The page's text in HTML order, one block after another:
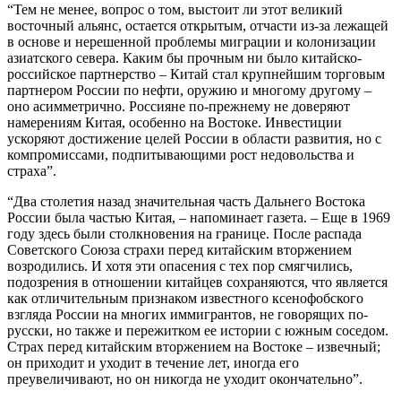
“Тем не менее, вопрос о том, выстоит ли этот великий
восточный альянс, остается открытым, отчасти из-за лежащей
в основе и нерешенной проблемы миграции и колонизации
азиатского севера. Каким бы прочным ни было китайско-
российское партнерство – Китай стал крупнейшим торговым
партнером России по нефти, оружию и многому другому –
оно асимметрично. Россияне по-прежнему не доверяют
намерениям Китая, особенно на Востоке. Инвестиции
ускоряют достижение целей России в области развития, но с
компромиссами, подпитывающими рост недовольства и
страха”.
“Два столетия назад значительная часть Дальнего Востока
России была частью Китая, – напоминает газета. – Еще в 1969
году здесь были столкновения на границе. После распада
Советского Союза страхи перед китайским вторжением
возродились. И хотя эти опасения с тех пор смягчились,
подозрения в отношении китайцев сохраняются, что является
как отличительным признаком известного ксенофобского
взгляда России на многих иммигрантов, не говорящих по-
русски, но также и пережитком ее истории с южным соседом.
Страх перед китайским вторжением на Востоке – извечный;
он приходит и уходит в течение лет, иногда его
преувеличивают, но он никогда не уходит окончательно”.